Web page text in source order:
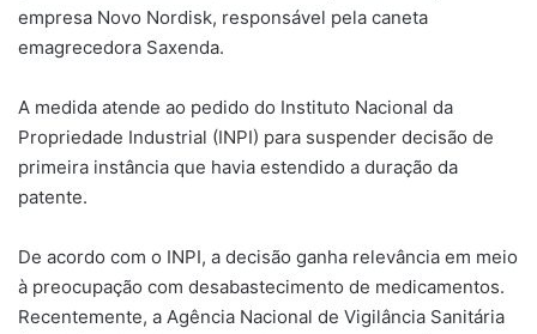
empresa Novo Nordisk, responsável pela caneta
emagrecedora Saxenda.
A medida atende ao pedido do Instituto Nacional da
Propriedade Industrial (INPI) para suspender decisão de
primeira instância que havia estendido a duração da
patente.
De acordo com o INPI, a decisão ganha relevância em meio
à preocupação com desabastecimento de medicamentos.
Recentemente, a Agência Nacional de Vigilância Sanitária